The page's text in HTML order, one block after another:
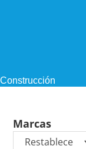
Construcción
Marcas